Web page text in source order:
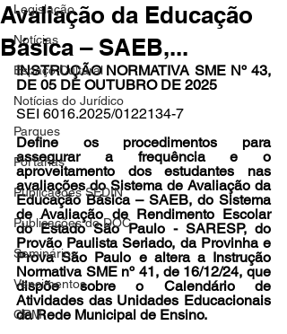
Legislação
Notícias
Espaço Cultural
Notícias do Jurídico
Parques
Portarias
Publicações SEDIN
Publicações do DOC
Seminários
Vencimentos
CRM
Avaliação da Educação
Básica – SAEB,...
INSTRUÇÃO NORMATIVA SME Nº 43,
DE 05 DE OUTUBRO DE 2025
SEI 6016.2025/0122134-7
Define os procedimentos para
assegurar a frequência e o
aproveitamento dos estudantes nas
avaliações do Sistema de Avaliação da
Educação Básica – SAEB, do Sistema
de Avaliação de Rendimento Escolar
do Estado São Paulo - SARESP, do
Provão Paulista Seriado, da Provinha e
Prova São Paulo e altera a Instrução
Normativa SME nº 41, de 16/12/24, que
dispõe sobre o Calendário de
Atividades das Unidades Educacionais
da Rede Municipal de Ensino.